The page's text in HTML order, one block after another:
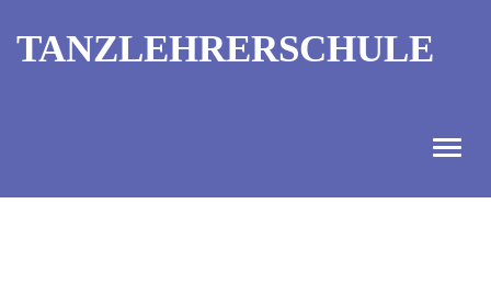
TANZLEHRERSCHULE